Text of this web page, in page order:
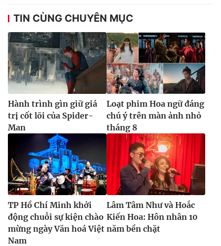
TIN CÙNG CHUYÊN MỤC
Hành trình gìn giữ giá
trị cốt lõi của Spider-
Man
Loạt phim Hoa ngữ đáng
chú ý trên màn ảnh nhỏ
tháng 8
TP Hồ Chí Minh khởi
động chuỗi sự kiện chào
mừng ngày Văn hoá Việt
Nam
Lâm Tâm Như và Hoắc
Kiến Hoa: Hôn nhân 10
năm bền chặt